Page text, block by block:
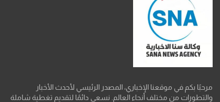
مرحبًا بكم في موقعنا الإخباري، المصدر الرئيسي لأحدث الأخبار
والتطورات من مختلف أنحاء العالم. نسعى دائمًا لتقديم تغطية شاملة